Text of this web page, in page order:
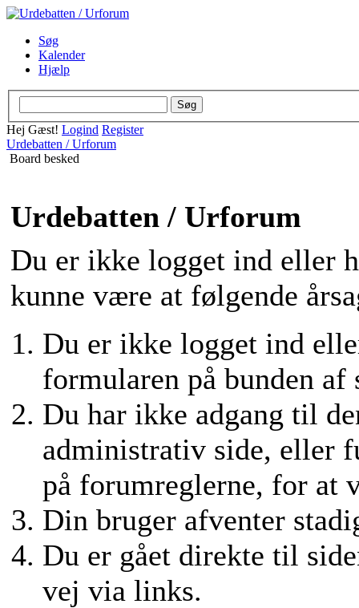
Søg
Kalender
Hjælp
Hej Gæst! Logind Register
Urdebatten / Urforum
Board besked
Urdebatten / Urforum
Du er ikke logget ind eller
kunne være at følgende
Du er ikke logget ind
formularen på bunden
Du har ikke adgang til
administrativ side, eller
på forumreglerne, for at
Din bruger afventer
Du er gået direkte til
vej via links.